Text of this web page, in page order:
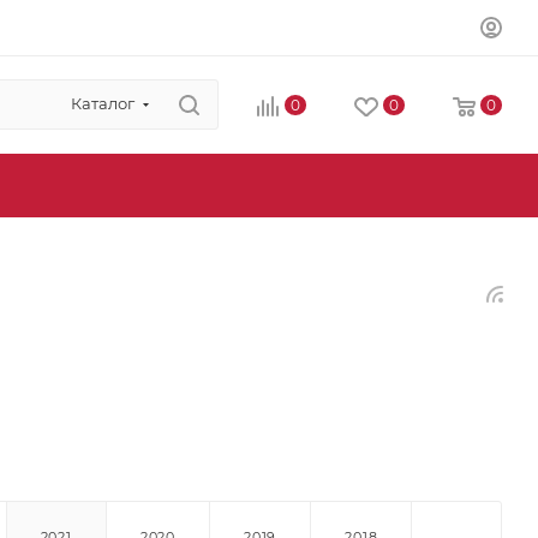
Каталог 0 0 0